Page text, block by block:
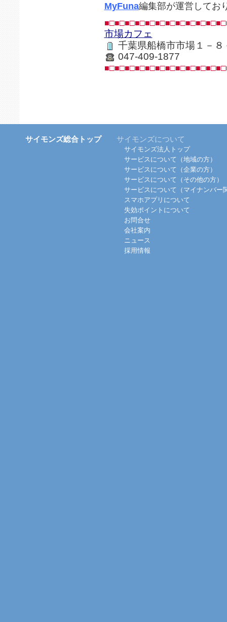
MyFuna編集部が運営してお
市場カフェ
千葉県船橋市市場１－８
047-409-1877
サイモンズ総合トップ サイモンズについて
サイモンズ法人トップ
サービスについて（地域の方）
サービスについて（企業の方）
サービスについて（その他の方）
サービスについて（マイナンバー
スマホアプリについて
失効ポイントについて
お問合せ
会社案内
ニュース
採用情報